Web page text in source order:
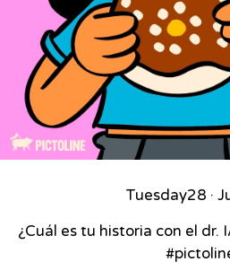
Tuesday28 ·
¿Cuál es tu historia con el dr.